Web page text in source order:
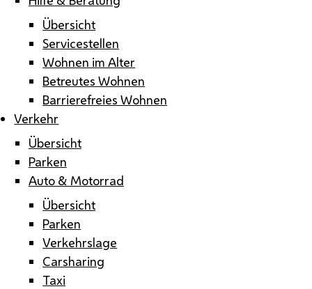
Übersicht
Servicestellen
Wohnen im Alter
Betreutes Wohnen
Barrierefreies Wohnen
Verkehr
Übersicht
Parken
Auto & Motorrad
Übersicht
Parken
Verkehrslage
Carsharing
Taxi